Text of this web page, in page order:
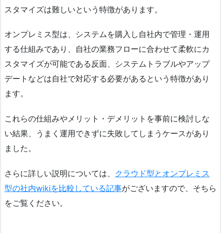
スタマイズは難しいという特徴があります。
オンプレミス型は、システムを購入し自社内で管理・運用
する仕組みであり、自社の業務フローに合わせて柔軟にカ
スタマイズが可能である反面、システムトラブルやアップ
デートなどは自社で対応する必要があるという特徴があり
ます。
これらの仕組みやメリット・デメリットを事前に検討しな
い結果、うまく運用できずに失敗してしまうケースがあり
ました。
さらに詳しい説明については、 クラウド型とオンプレミス
型の社内wikiを比較している記事がございますので、そちら
をご覧ください。